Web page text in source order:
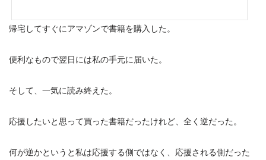
再開発の手が迫っており、先行き不安定な状況にあるようです。何度か見学に行っ
ているのでこれまでの蟻鱒鳶ルの様子と現在の蟻鱒鳶ルの様子をレポートします。
帰宅してすぐにアマゾンで書籍を購入した。
便利なもので翌日には私の手元に届いた。
そして、一気に読み終えた。
応援したいと思って買った書籍だったけれど、全く逆だった。
何が逆かというと私は応援する側ではなく、応援される側だった